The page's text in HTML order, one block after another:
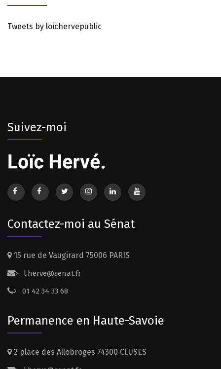
Tweets by loichervepublic
Suivez-moi
Contactez-moi au Sénat
15 rue de Vaugirard 75006 PARIS
l.herve@senat.fr
01 42 34 33 68
Permanence en Haute-Savoie
2 place des Allobroges 74300 CLUSES